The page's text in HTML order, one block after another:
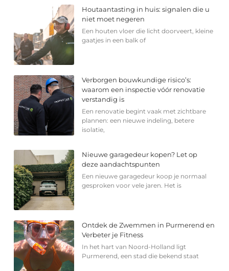
Houtaantasting in huis: signalen die u
niet moet negeren
Een houten vloer die licht doorveert, kleine
gaatjes in een balk of
Verborgen bouwkundige risico’s:
waarom een inspectie vóór renovatie
verstandig is
Een renovatie begint vaak met zichtbare
plannen: een nieuwe indeling, betere
isolatie,
Nieuwe garagedeur kopen? Let op
deze aandachtspunten
Een nieuwe garagedeur koop je normaal
gesproken voor vele jaren. Het is
Ontdek de Zwemmen in Purmerend en
Verbeter je Fitness
In het hart van Noord-Holland ligt
Purmerend, een stad die bekend staat